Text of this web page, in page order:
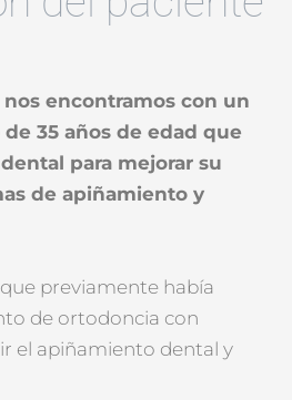
encontramos con un
35 años de edad que
para mejorar su
de apiñamiento y
previamente había
de ortodoncia con
el apiñamiento dental y